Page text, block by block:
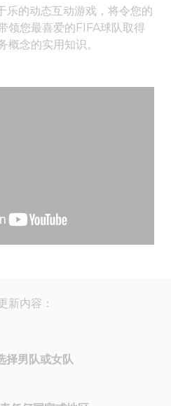
乐的动态互动游戏，将令您的
领您最喜爱的FIFA球队取得
概念的实用知识。
新内容：
择男队或女队